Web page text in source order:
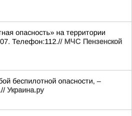
опасность» на территории
Телефон:112.// МЧС Пензенской
беспилотной опасности, –
Украина.ру